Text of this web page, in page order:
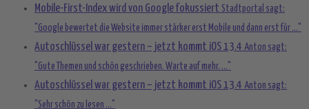
Mobile-First-Index wird von Google fokussiert Stadtportal sagt:
"Google bewertet die Website immer stärker erst Mobile und dann erst für ..."
Autoschlüssel war gestern – jetzt kommt iOS 13.4 Anton sagt:
"Gute Themen und schön geschrieben. Warte auf mehr. ..."
Autoschlüssel war gestern – jetzt kommt iOS 13.4 Anton sagt:
"Sehr schön zu lesen ..."